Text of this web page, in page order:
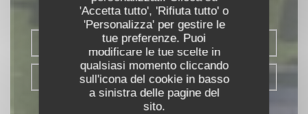
'Accetta tutto', 'Rifiuta tutto' o
'Personalizza' per gestire le
tue preferenze. Puoi
modificare le tue scelte in
qualsiasi momento cliccando
sull'icona del cookie in basso
a sinistra delle pagine del
sito.
PIERRE DE BOEUF
PRENOTA
PORTA VIA